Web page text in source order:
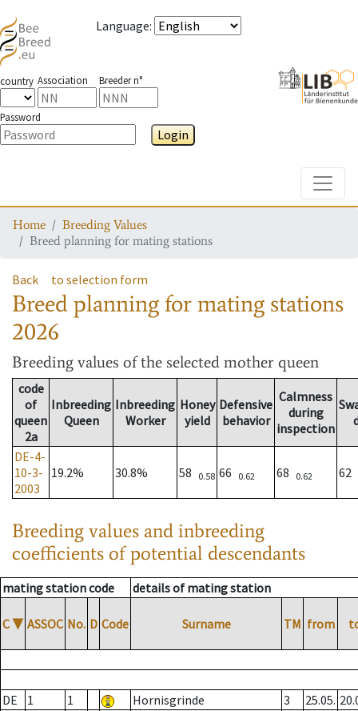
Language:
country Association Breeder n°
Password
Login
Home
Breeding Values
Breed planning for mating stations
Back to selection form
Breed planning for mating stations
2026
Breeding values of the selected mother queen
code
of
queen
2a
Inbreeding
Queen
Inbreeding
Worker
Honey
yield
Defensive
behavior
Calmness
during
inspection
DE-4-
10-3-
2003
19.2% 30.8% 58 0.58 66 0.62 68 0.62 62
Breeding values and inbreeding
coefficients of potential descendants
mating station code details of mating station
C ▼ ASSOC No. D Code Surname TM from
DE 1 1 Hornisgrinde 3 25.05.